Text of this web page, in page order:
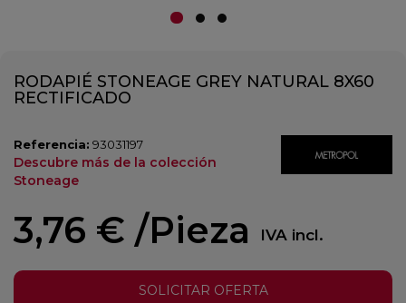
RODAPIÉ STONEAGE GREY NATURAL 8X60
RECTIFICADO
Referencia: 93031197
Descubre más de la colección
Stoneage
3,76 € /Pieza IVA incl.
SOLICITAR OFERTA